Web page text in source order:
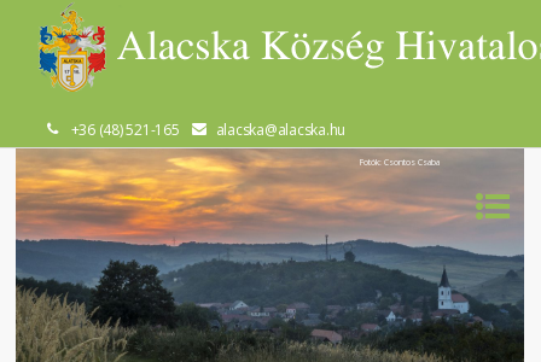
+36 (48) 521-165 alacska@alacska.hu
Fotók: Csontos Csaba